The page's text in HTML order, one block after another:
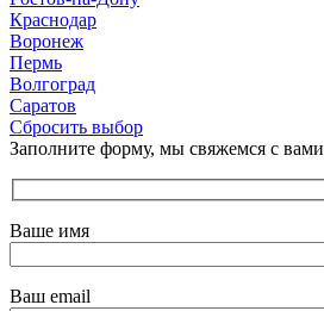
Краснодар
Воронеж
Пермь
Волгоград
Саратов
Сбросить выбор
Заполните форму, мы свяжемся с вами
Ваше имя
Ваш email